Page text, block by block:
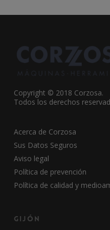
Copyright © 2018 Corzosa.
Todos los derechos
Acerca de Corzosa
Sus Datos Seguros
Aviso legal
Política de prevención
Política de calidad y
Gijón